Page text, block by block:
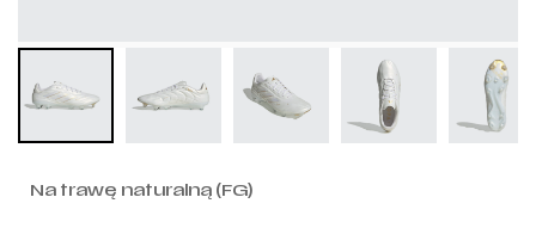
Na trawę naturalną (FG)